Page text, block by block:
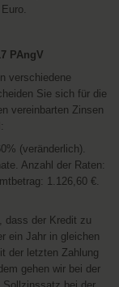
PAngV
verschiedene
Sie sich für die
vereinbarten Zinsen
(veränderlich).
Anzahl der Raten:
1.126,60 €.
dass der Kredit zu
ein Jahr in gleichen
der letzten Zahlung
gehen wir bei der